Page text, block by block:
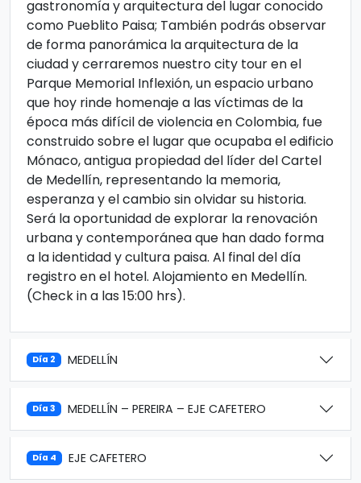
gastronomía y arquitectura del lugar conocido
como Pueblito Paisa; También podrás observar
de forma panorámica la arquitectura de la
ciudad y cerraremos nuestro city tour en el
Parque Memorial Inflexión, un espacio urbano
que hoy rinde homenaje a las víctimas de la
época más difícil de violencia en Colombia, fue
construido sobre el lugar que ocupaba el edificio
Mónaco, antigua propiedad del líder del Cartel
de Medellín, representando la memoria,
esperanza y el cambio sin olvidar su historia.
Será la oportunidad de explorar la renovación
urbana y contemporánea que han dado forma
a la identidad y cultura paisa. Al final del día
registro en el hotel. Alojamiento en Medellín.
(Check in a las 15:00 hrs).
Día 2 MEDELLÍN
Día 3 MEDELLÍN – PEREIRA – EJE CAFETERO
Día 4 EJE CAFETERO